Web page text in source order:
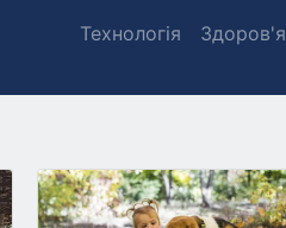
Технологія Здоров'я